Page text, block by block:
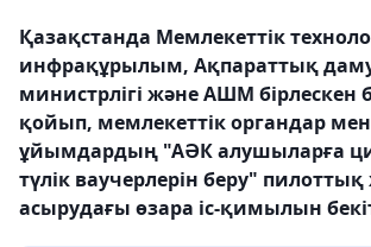
Қазақстанда Мемлекеттік
инфрақұрылым, Ақпараттық
министрлігі және АШМ бірлескен
қойып, мемлекеттік органдар мен
ұйымдардың "АӘК алушыларға
түлік ваучерлерін беру"
асырудағы өзара іс-қимылын